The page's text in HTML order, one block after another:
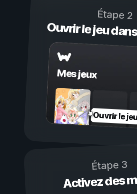
Étape 2
Ouvrir le jeu
Mes jeux
Ouvrir le
Étape 3
Activez des